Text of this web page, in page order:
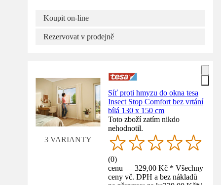
Koupit on-line
Rezervovat v prodejně
3 VARIANTY
Síť proti hmyzu do okna tesa
Insect Stop Comfort bez vrtání
bílá 130 x 150 cm
Toto zboží zatím nikdo
nehodnotil.
(0)
cenu — 329,00 Kč * Všechny
ceny vč. DPH a bez nákladů